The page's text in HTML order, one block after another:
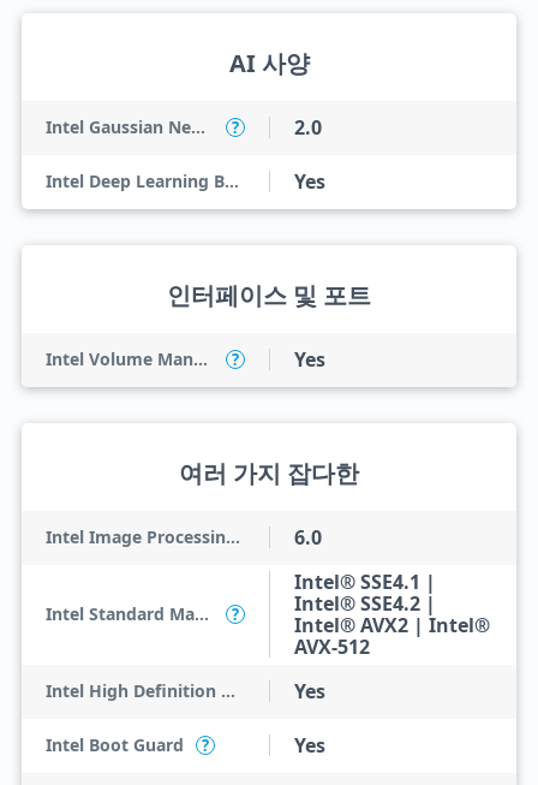
AI 사양
Intel Gaussian Neural Accelerator ? 2.0
Intel Deep Learning Boost (Intel DL Boost) Yes
인터페이스 및 포트
Intel Volume Management Device (VMD) ? Yes
여러 가지 잡다한
Intel Image Processing Unit 6.0
Intel Standard Manageability (ISM) ?
Intel® SSE4.1 |
Intel® SSE4.2 |
Intel® AVX2 | Intel®
AVX-512
Intel High Definition Audio Yes
Intel Boot Guard ? Yes